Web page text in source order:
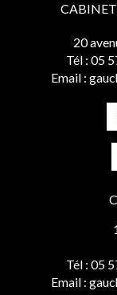
20
Tél : 05
Email :
Tél : 05
Email :